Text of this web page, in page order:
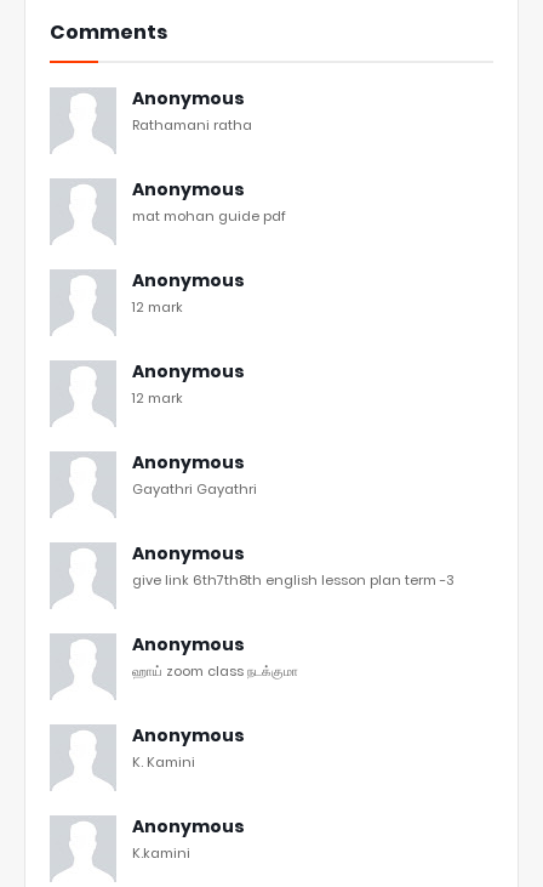
Comments
Anonymous
Rathamani ratha
Anonymous
mat mohan guide pdf
Anonymous
12 mark
Anonymous
12 mark
Anonymous
Gayathri Gayathri
Anonymous
give link 6th7th8th english lesson plan term -3
Anonymous
ஹாய் zoom class நடக்குமா
Anonymous
K. Kamini
Anonymous
K.kamini